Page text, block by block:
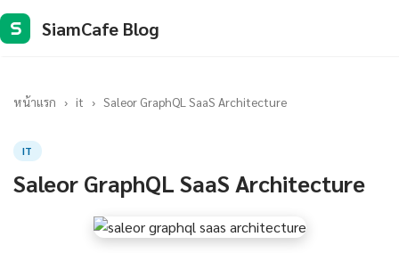
S SiamCafe Blog
หน้าแรก › it › Saleor GraphQL SaaS Architecture
IT
Saleor GraphQL SaaS Architecture